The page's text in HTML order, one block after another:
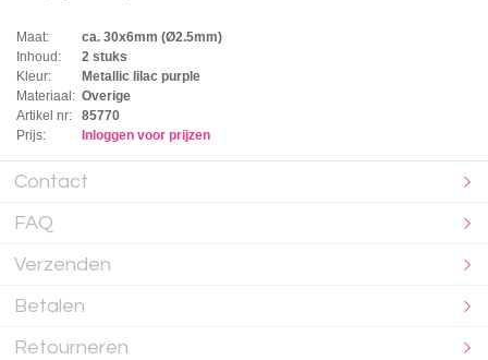
Maat:
ca. 30x6mm (Ø2.5mm)
Inhoud:
2 stuks
Kleur:
Metallic lilac purple
Materiaal: Overige
Artikel nr:
85770
Prijs:
Inloggen voor prijzen
Contact
FAQ
Verzenden
Betalen
Retourneren